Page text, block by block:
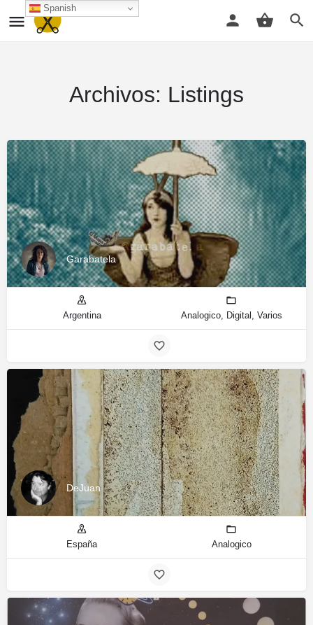
Archivos: Listings
Garabatela
Argentina Analogico, Digital, Varios
DeJuan
España Analogico
Spanish